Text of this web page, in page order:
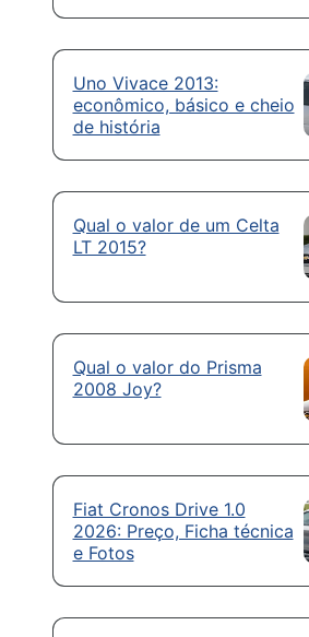
Uno Vivace 2013:
econômico, básico e cheio
de história
Qual o valor de um Celta
LT 2015?
Qual o valor do Prisma
2008 Joy?
Fiat Cronos Drive 1.0
2026: Preço, Ficha técnica
e Fotos